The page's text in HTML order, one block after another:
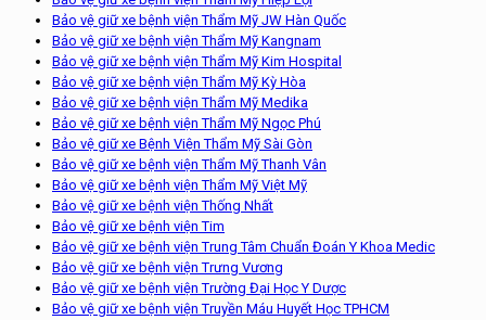
Bảo vệ giữ xe bệnh viện Thẩm Mỹ JW Hàn Quốc
Bảo vệ giữ xe bệnh viện Thẩm Mỹ Kangnam
Bảo vệ giữ xe bệnh viện Thẩm Mỹ Kim Hospital
Bảo vệ giữ xe bệnh viện Thẩm Mỹ Kỳ Hòa
Bảo vệ giữ xe bệnh viện Thẩm Mỹ Medika
Bảo vệ giữ xe bệnh viện Thẩm Mỹ Ngọc Phú
Bảo vệ giữ xe Bệnh Viện Thẩm Mỹ Sài Gòn
Bảo vệ giữ xe bệnh viện Thẩm Mỹ Thanh Vân
Bảo vệ giữ xe bệnh viện Thẩm Mỹ Việt Mỹ
Bảo vệ giữ xe bệnh viện Thống Nhất
Bảo vệ giữ xe bệnh viện Tim
Bảo vệ giữ xe bệnh viện Trung Tâm Chuẩn Đoán Y Khoa Medic
Bảo vệ giữ xe bệnh viện Trưng Vương
Bảo vệ giữ xe bệnh viện Trường Đại Học Y Dược
Bảo vệ giữ xe bệnh viện Truyền Máu Huyết Học TPHCM